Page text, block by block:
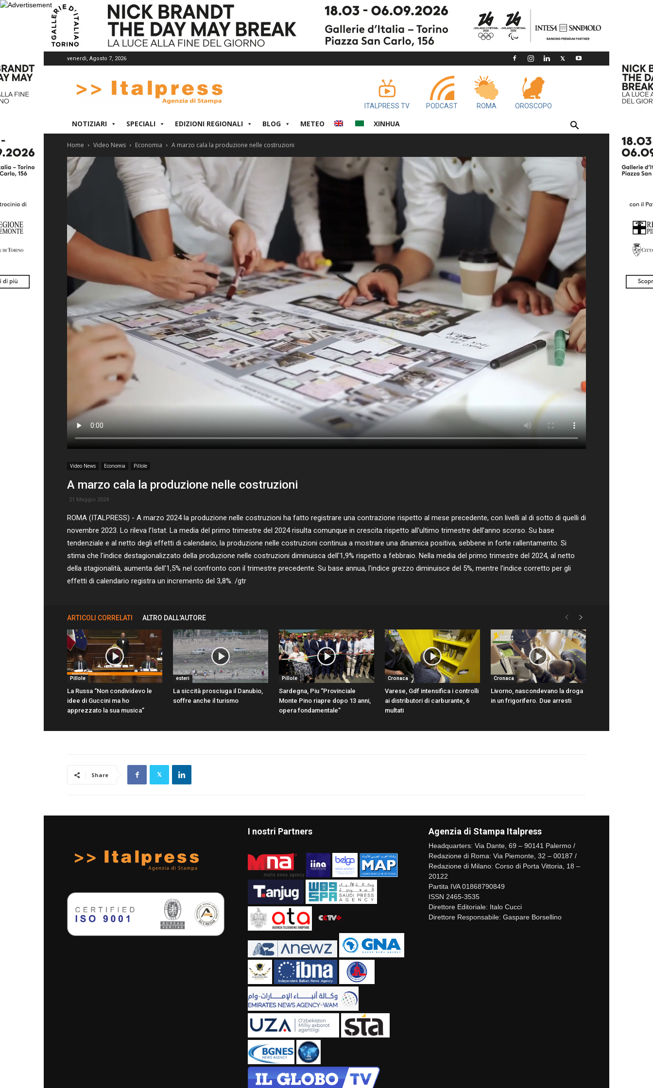
venerdì, Agosto 7, 2026
ITALPRESS TV PODCAST ROMA OROSCOPO
NOTIZIARI SPECIALI EDIZIONI REGIONALI BLOG METEO XINHUA
Home Video News Economia A marzo cala la produzione nelle costruzioni
Video News Economia Pillole
A marzo cala la produzione nelle costruzioni
21 Maggio 2024
ROMA (ITALPRESS) - A marzo 2024 la produzione nelle costruzioni ha fatto registrare una contrazione rispetto al mese precedente, con livelli al di sotto di quelli di
novembre 2023. Lo rileva l’Istat. La media del primo trimestre del 2024 risulta comunque in crescita rispetto all'ultimo trimestre dell'anno scorso. Su base
tendenziale e al netto degli effetti di calendario, la produzione nelle costruzioni continua a mostrare una dinamica positiva, sebbene in forte rallentamento. Si
stima che l'indice destagionalizzato della produzione nelle costruzioni diminuisca dell'1,9% rispetto a febbraio. Nella media del primo trimestre del 2024, al netto
della stagionalità, aumenta dell'1,5% nel confronto con il trimestre precedente. Su base annua, l'indice grezzo diminuisce del 5%, mentre l'indice corretto per gli
effetti di calendario registra un incremento del 3,8%. /gtr
ARTICOLI CORRELATI ALTRO DALL'AUTORE
Pillole
La Russa “Non condividevo le
idee di Guccini ma ho
apprezzato la sua musica”
esteri
La siccità prosciuga il Danubio,
soffre anche il turismo
Pillole
Sardegna, Piu “Provinciale
Monte Pino riapre dopo 13 anni,
opera fondamentale”
Cronaca
Varese, Gdf intensifica i controlli
ai distributori di carburante, 6
multati
Cronaca
Livorno, nascondevano la droga
in un frigorifero. Due arresti
Share
I nostri Partners Agenzia di Stampa Italpress
Headquarters: Via Dante, 69 – 90141 Palermo /
Redazione di Roma: Via Piemonte, 32 – 00187 /
Redazione di Milano: Corso di Porta Vittoria, 18 –
20122
Partita IVA 01868790849
ISSN 2465-3535
Direttore Editoriale: Italo Cucci
Direttore Responsabile: Gaspare Borsellino